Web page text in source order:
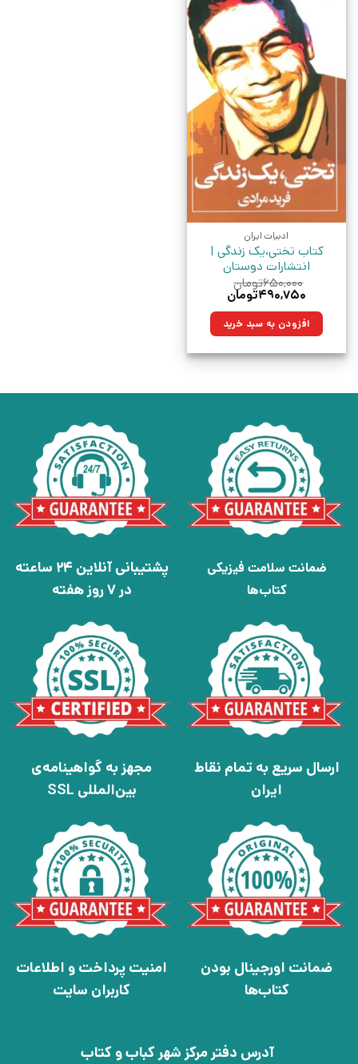
ادبیات ایران
کتاب تختی،یک زندگی |
انتشارات دوستان
۶۵۰,۰۰۰تومان
قیمت
۶۵۰,۰۰۰تومان
بود.
۴۹۰,۷۵۰تومان
۴۹۰,۷۵۰تومان.افزودن به سبد خرید
ضمانت سلامت فیزیکی
کتاب‌ها
پشتیبانی آنلاین 24 ساعته
در 7 روز هفته
ارسال سریع به تمام نقاط
ایران
مجهز به گواهینامه‌ی
بین‌المللی SSL
ضمانت اورجینال بودن
کتاب‌ها
امنیت پرداخت و اطلاعات
کاربران سایت
آدرس دفتر مرکز شهر کباب و کتاب